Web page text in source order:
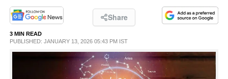
PHOTOS
LIFESTYLE
Share
3 MIN READ
PUBLISHED: JANUARY 13, 2026 05:43 PM IST